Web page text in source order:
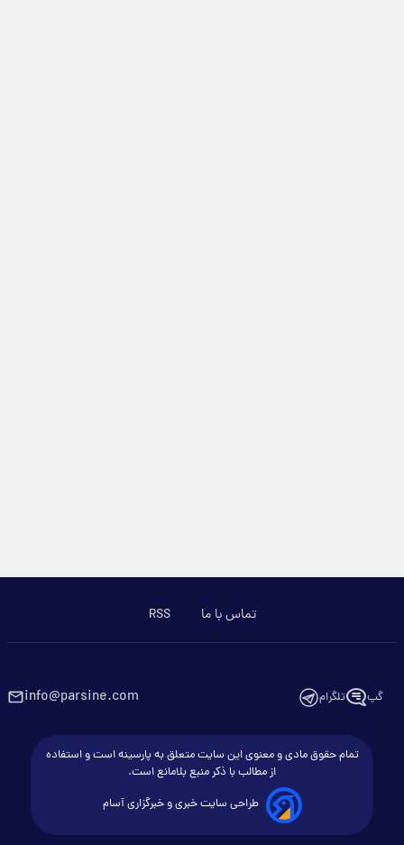
تماس با ما RSS
گپ تلگرام info@parsine.com
تمام حقوق مادی و معنوی این سایت متعلق به پارسینه است و استفاده
از مطالب با ذکر منبع بلامانع است.
طراحی سایت خبری و خبرگزاری آسام